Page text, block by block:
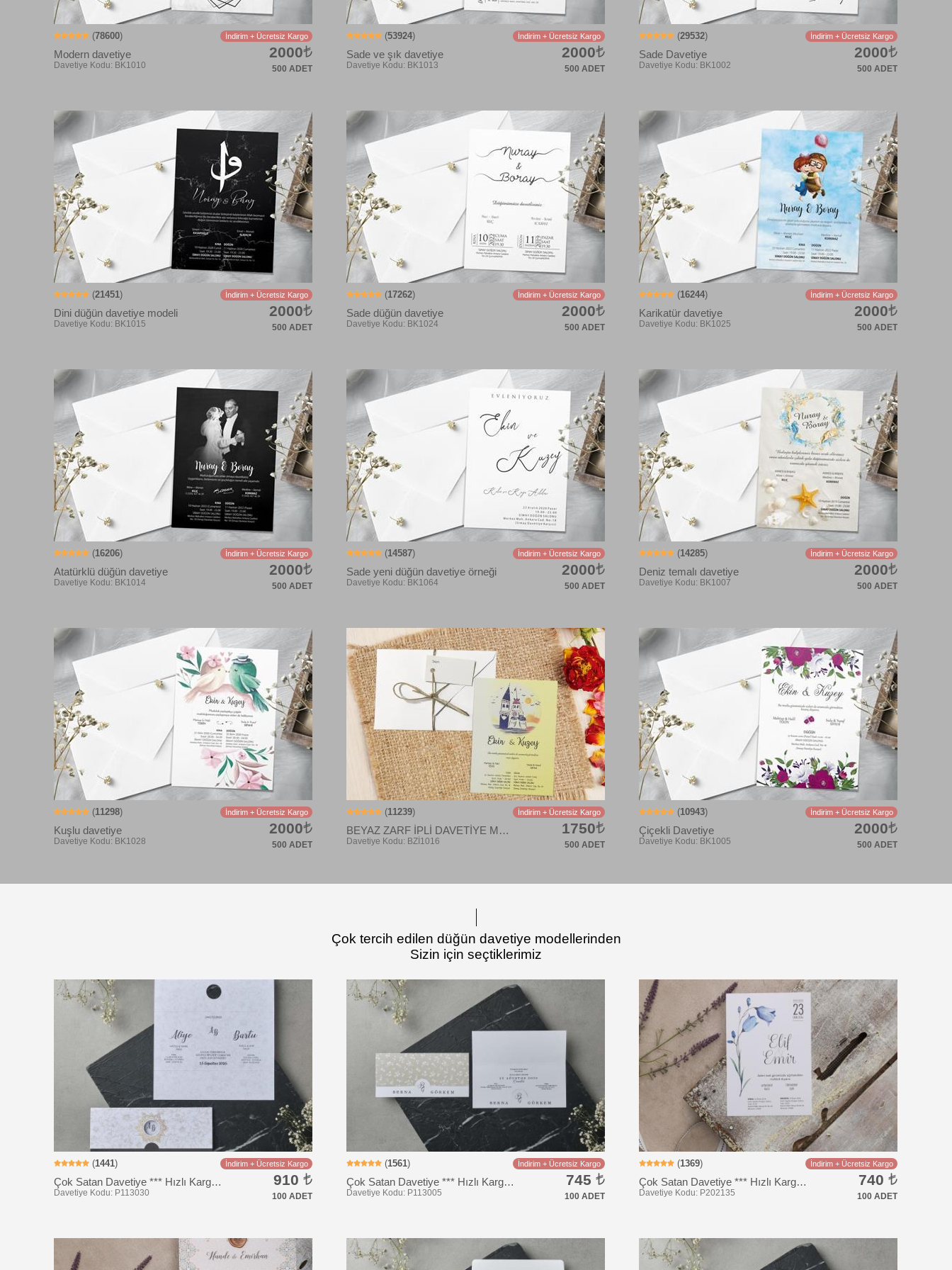
(78600) İndirim + Ücretsiz Kargo
Modern davetiye
Davetiye Kodu: BK1010
2000
500 ADET
(53924) İndirim + Ücretsiz Kargo
Sade ve şık davetiye
Davetiye Kodu: BK1013
2000
500 ADET
(29532) İndirim + Ücretsiz Kargo
Sade Davetiye
Davetiye Kodu: BK1002
2000
500 ADET
(21451) İndirim + Ücretsiz Kargo
Dini düğün davetiye modeli
Davetiye Kodu: BK1015
2000
500 ADET
(17262) İndirim + Ücretsiz Kargo
Sade düğün davetiye
Davetiye Kodu: BK1024
2000
500 ADET
(16244) İndirim + Ücretsiz Kargo
Karikatür davetiye
Davetiye Kodu: BK1025
2000
500 ADET
(16206) İndirim + Ücretsiz Kargo
Atatürklü düğün davetiye
Davetiye Kodu: BK1014
2000
500 ADET
(14587) İndirim + Ücretsiz Kargo
Sade yeni düğün davetiye örneği 2000
500 ADET
(14285) İndirim + Ücretsiz Kargo
Deniz temalı davetiye
Davetiye Kodu: BK1007
2000
500 ADET
(11298) İndirim + Ücretsiz Kargo
Kuşlu davetiye 2000
500 ADET
(11239) İndirim + Ücretsiz Kargo
BEYAZ ZARF İPLİ DAVETİYE MODELİ 1750
500 ADET
(10943) İndirim + Ücretsiz Kargo
Çiçekli Davetiye 2000
500 ADET
Çok tercih edilen düğün davetiye modellerinden
Sizin için seçtiklerimiz
(1441) İndirim + Ücretsiz Kargo
Çok Satan Davetiye *** Hızlı Kargo *** Ucuz Fiyat 910
100 ADET
(1561) İndirim + Ücretsiz Kargo
Çok Satan Davetiye *** Hızlı Kargo *** Ucuz Fiyat 745
100 ADET
(1369) İndirim + Ücretsiz Kargo
Çok Satan Davetiye *** Hızlı Kargo *** Ucuz Fiyat 740
100 ADET